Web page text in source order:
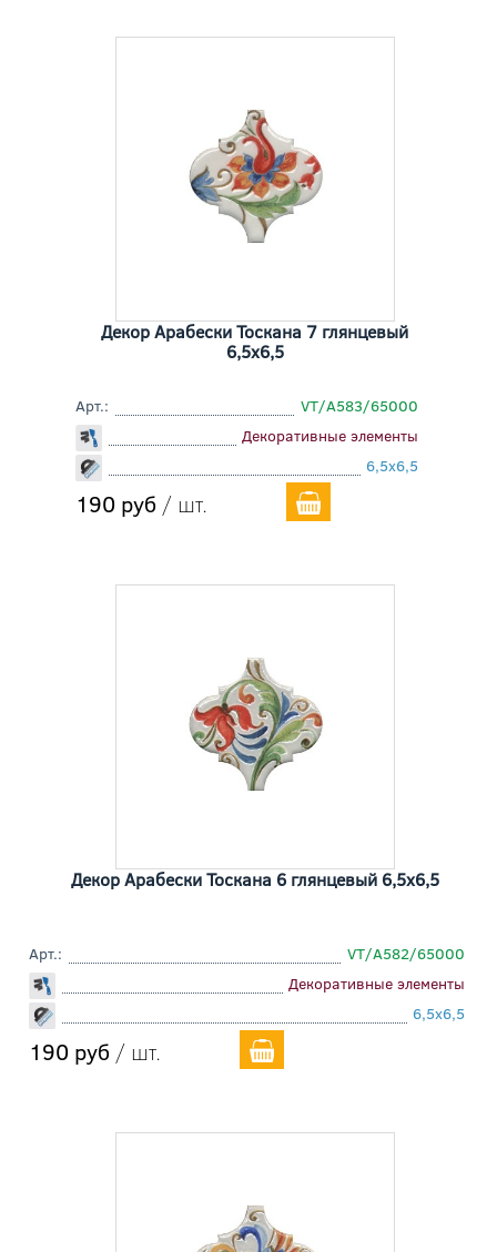
Декор Арабески Тоскана 7 глянцевый
6,5x6,5
Арт.:
VT/A583/65000
Декоративные элементы
6,5x6,5
190 руб / шт.
Декор Арабески Тоскана 6 глянцевый 6,5x6,5
Арт.:
VT/A582/65000
Декоративные элементы
6,5x6,5
190 руб / шт.